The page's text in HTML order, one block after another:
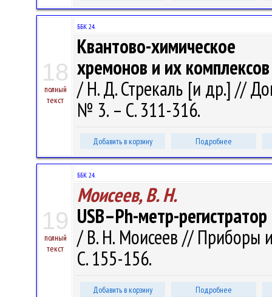
18
полный
текст
ББК 24.
Квантово-
хремонов и их
/ Н. Д. Стрекаль [и др.] //
№ 3. – С. 311-316.
Добавить в корзину Подробнее
19
полный
текст
ББК 24.
Моисеев, В. Н.
USB–Ph-метр-
/ В. Н. Моисеев // Приборы
С. 155-156.
Добавить в корзину Подробнее